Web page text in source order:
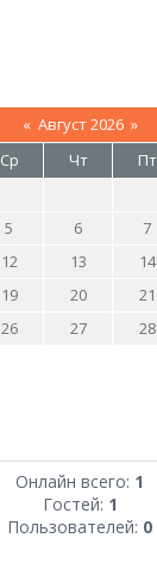
« Август 2026 »
Ср Чт Пт
5 6 7
12 13 14
19 20 21
26 27 28
Онлайн всего: 1
Гостей: 1
Пользователей: 0